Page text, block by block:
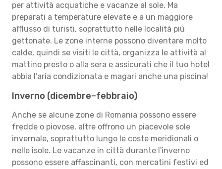
per attività acquatiche e vacanze al sole. Ma
preparati a temperature elevate e a un maggiore
afflusso di turisti, soprattutto nelle località più
gettonate. Le zone interne possono diventare molto
calde, quindi se visiti le città, organizza le attività al
mattino presto o alla sera e assicurati che il tuo hotel
abbia l’aria condizionata e magari anche una piscina!
Inverno (dicembre–febbraio)
Anche se alcune zone di Romania possono essere
fredde o piovose, altre offrono un piacevole sole
invernale, soprattutto lungo le coste meridionali o
nelle isole. Le vacanze in città durante l'inverno
possono essere affascinanti, con mercatini festivi ed